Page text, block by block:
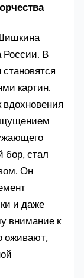
России. В
картин.
бор, стал
Он
и даже
внимание к
оживают,